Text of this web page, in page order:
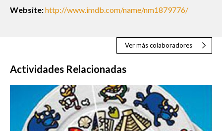
Website:http://www.imdb.com/name/nm1879776/
Ver más colaboradores
Actividades Relacionadas